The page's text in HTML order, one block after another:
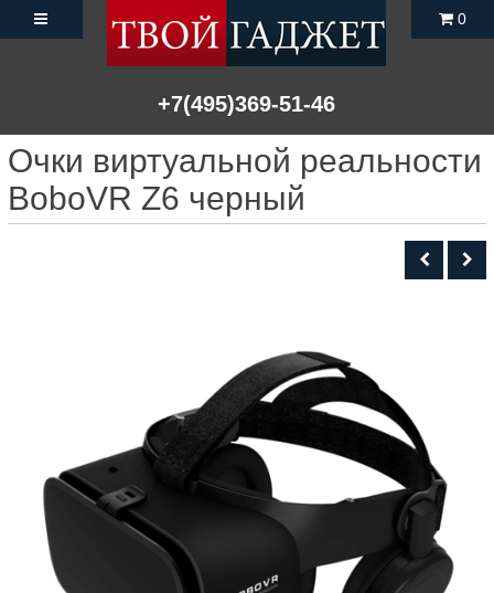
+7(495)369-51-46
0
Очки виртуальной реальности
BоboVR Z6 черный